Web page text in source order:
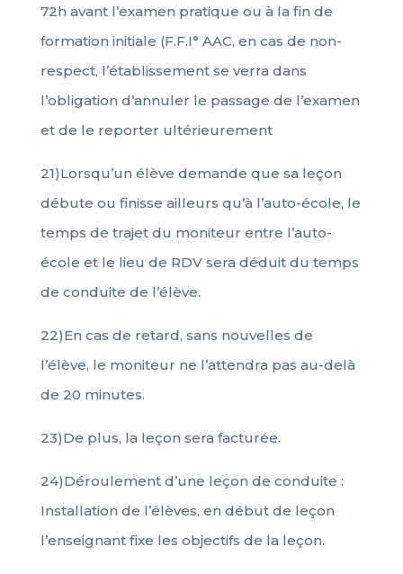
72h avant l’examen pratique ou à la fin de
formation initiale (F.F.I° AAC, en cas de non-
respect, l’établissement se verra dans
l’obligation d’annuler le passage de l’examen
et de le reporter ultérieurement
21)Lorsqu’un élève demande que sa leçon
débute ou finisse ailleurs qu’à l’auto-école, le
temps de trajet du moniteur entre l’auto-
école et le lieu de RDV sera déduit du temps
de conduite de l’élève.
22)En cas de retard, sans nouvelles de
l’élève, le moniteur ne l’attendra pas au-delà
de 20 minutes.
23)De plus, la leçon sera facturée.
24)Déroulement d’une leçon de conduite :
Installation de l’élèves, en début de leçon
l’enseignant fixe les objectifs de la leçon.